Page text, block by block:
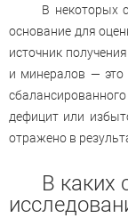
В некоторых
основание для
источник
и минералов —
дефицит или
отражено в
В каких